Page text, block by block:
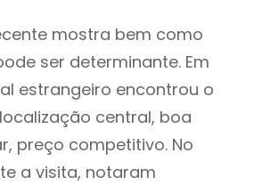
mostra bem como
ser determinante. Em
estrangeiro encontrou o
central, boa
preço competitivo. No
a visita, notaram